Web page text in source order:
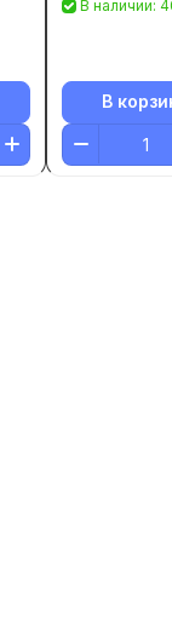
В наличии:
В